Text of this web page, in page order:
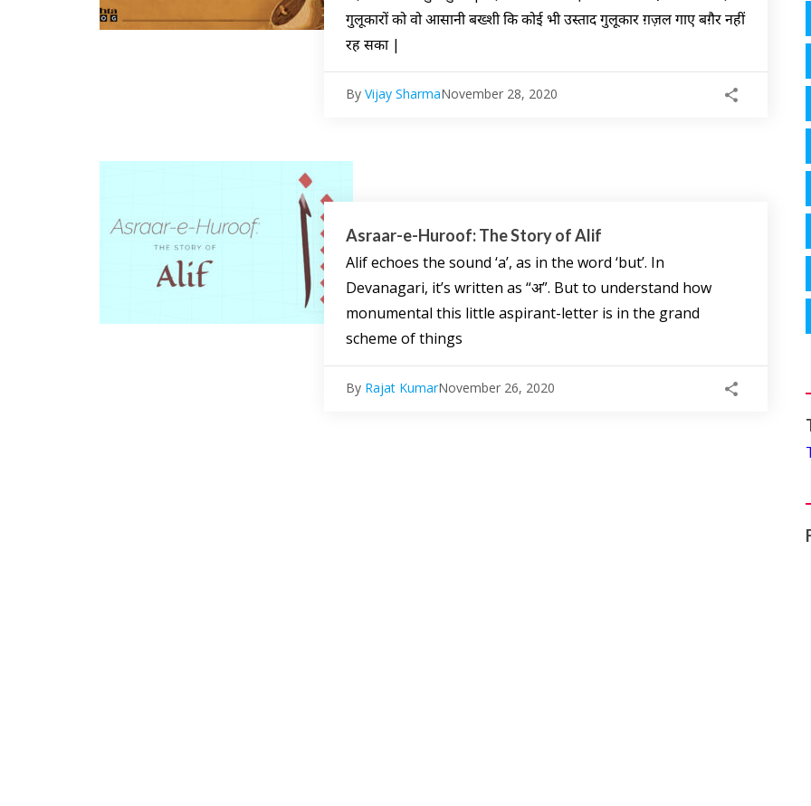
गुलूकारों को वो आसानी बख्शी कि कोई भी उस्ताद गुलूकार ग़ज़ल गाए बग़ैर नहीं
रह सका |
By Vijay SharmaNovember 28, 2020
Asraar-e-Huroof: The Story of Alif
Alif echoes the sound ‘a’, as in the word ‘but’. In
Devanagari, it’s written as “अ”. But to understand how
monumental this little aspirant-letter is in the grand
scheme of things
By Rajat KumarNovember 26, 2020